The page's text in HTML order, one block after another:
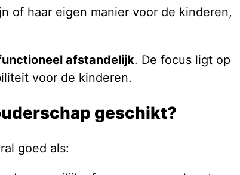
of haar eigen manier voor de kinderen,
afstandelijk. De focus ligt op
voor de kinderen.
geschikt?
goed als: